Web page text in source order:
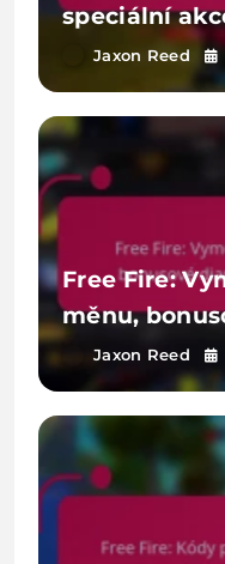
speciální
Omezované
Jaxon Reed
Free Fire:
měnu,
výhody pro
Jaxon Reed